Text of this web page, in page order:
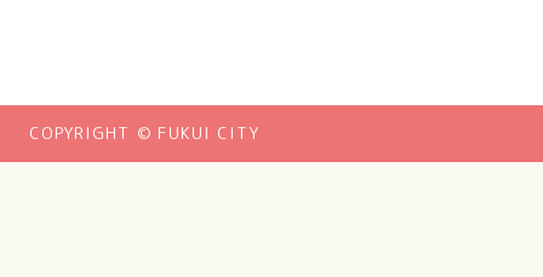
COPYRIGHT © FUKUI CITY